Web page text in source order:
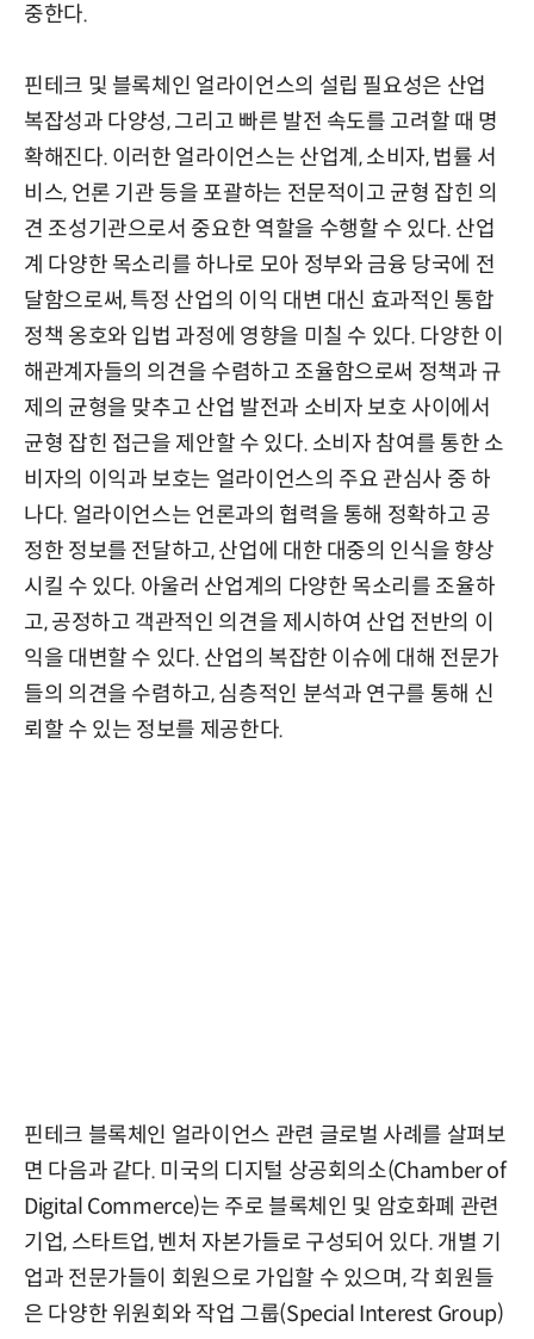
중한다.
핀테크 및 블록체인 얼라이언스의 설립 필요성은 산업
복잡성과 다양성, 그리고 빠른 발전 속도를 고려할 때 명
확해진다. 이러한 얼라이언스는 산업계, 소비자, 법률 서
비스, 언론 기관 등을 포괄하는 전문적이고 균형 잡힌 의
견 조성기관으로서 중요한 역할을 수행할 수 있다. 산업
계 다양한 목소리를 하나로 모아 정부와 금융 당국에 전
달함으로써, 특정 산업의 이익 대변 대신 효과적인 통합
정책 옹호와 입법 과정에 영향을 미칠 수 있다. 다양한 이
해관계자들의 의견을 수렴하고 조율함으로써 정책과 규
제의 균형을 맞추고 산업 발전과 소비자 보호 사이에서
균형 잡힌 접근을 제안할 수 있다. 소비자 참여를 통한 소
비자의 이익과 보호는 얼라이언스의 주요 관심사 중 하
나다. 얼라이언스는 언론과의 협력을 통해 정확하고 공
정한 정보를 전달하고, 산업에 대한 대중의 인식을 향상
시킬 수 있다. 아울러 산업계의 다양한 목소리를 조율하
고, 공정하고 객관적인 의견을 제시하여 산업 전반의 이
익을 대변할 수 있다. 산업의 복잡한 이슈에 대해 전문가
들의 의견을 수렴하고, 심층적인 분석과 연구를 통해 신
뢰할 수 있는 정보를 제공한다.
핀테크 블록체인 얼라이언스 관련 글로벌 사례를 살펴보
면 다음과 같다. 미국의 디지털 상공회의소(Chamber of
Digital Commerce)는 주로 블록체인 및 암호화폐 관련
기업, 스타트업, 벤처 자본가들로 구성되어 있다. 개별 기
업과 전문가들이 회원으로 가입할 수 있으며, 각 회원들
은 다양한 위원회와 작업 그룹(Special Interest Group)